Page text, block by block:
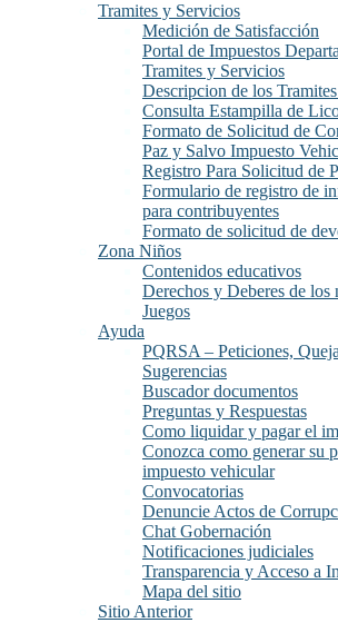
Tramites y Servicios
Medición de Satisfacción
Portal de Impuestos
Tramites y Servicios
Descripcion de los
Consulta Estampilla de
Formato de Solicitud de
Paz y Salvo Impuesto
Registro Para Solicitud de
Formulario de registro de
para contribuyentes
Formato de solicitud de
Zona Niños
Contenidos educativos
Derechos y Deberes de los
Juegos
Ayuda
PQRSA – Peticiones,
Sugerencias
Buscador documentos
Preguntas y Respuestas
Como liquidar y pagar el
Conozca como generar su
impuesto vehicular
Convocatorias
Denuncie Actos de
Chat Gobernación
Notificaciones judiciales
Transparencia y Acceso a
Mapa del sitio
Sitio Anterior